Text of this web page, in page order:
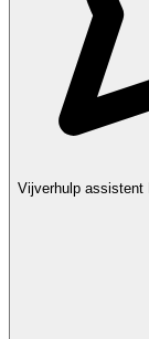
Vijverhulp assistent